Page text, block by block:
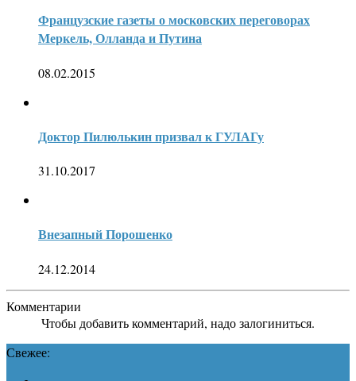
Французские газеты о московских переговорах
Меркель, Олланда и Путина
08.02.2015
Доктор Пилюлькин призвал к ГУЛАГу
31.10.2017
Внезапный Порошенко
24.12.2014
Комментарии
Чтобы добавить комментарий, надо залогиниться.
Свежее: